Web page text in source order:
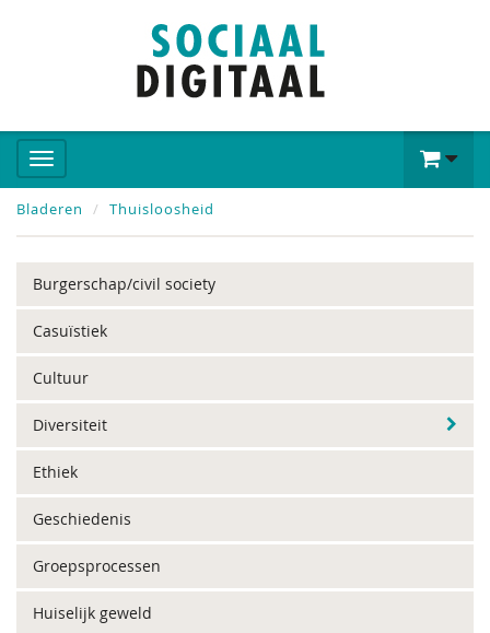
Bladeren Thuisloosheid
Burgerschap/civil society
Casuïstiek
Cultuur
Diversiteit
Ethiek
Geschiedenis
Groepsprocessen
Huiselijk geweld